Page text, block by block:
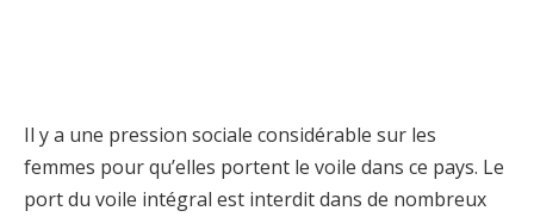
Il y a une pression sociale considérable sur les
femmes pour qu’elles portent le voile dans ce pays. Le
port du voile intégral est interdit dans de nombreux